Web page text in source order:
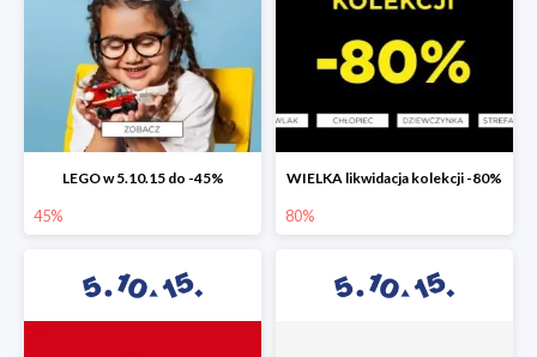
LEGO w 5.10.15 do -45%
45%
WIELKA likwidacja kolekcji -80%
80%